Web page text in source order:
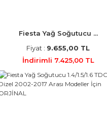
Fiesta Yağ Soğutucu ...
Fiyat : 9.655,00 TL
İndirimli 7.425,00 TL